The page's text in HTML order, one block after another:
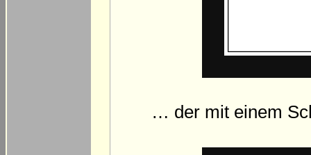
… der mit einem